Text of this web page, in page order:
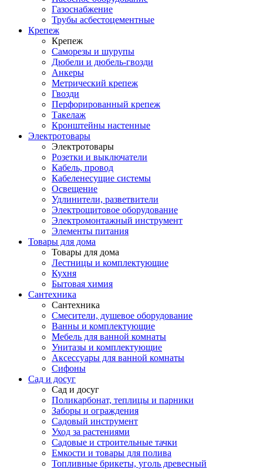
Газоснабжение
Трубы асбестоцементные
Крепеж
Крепеж
Саморезы и шурупы
Дюбели и дюбель-гвозди
Анкеры
Метрический крепеж
Гвозди
Перфорированный крепеж
Такелаж
Кронштейны настенные
Электротовары
Электротовары
Розетки и выключатели
Кабель, провод
Кабеленесущие системы
Освещение
Удлинители, разветвители
Электрощитовое оборудование
Электромонтажный инструмент
Элементы питания
Товары для дома
Товары для дома
Лестницы и комплектующие
Кухня
Бытовая химия
Сантехника
Сантехника
Смесители, душевое оборудование
Ванны и комплектующие
Мебель для ванной комнаты
Унитазы и комплектующие
Аксессуары для ванной комнаты
Сифоны
Сад и досуг
Сад и досуг
Поликарбонат, теплицы и парники
Заборы и ограждения
Садовый инструмент
Уход за растениями
Садовые и строительные тачки
Емкости и товары для полива
Топливные брикеты, уголь древесный